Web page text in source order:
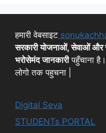
हमारी वेबसाइट
सरकारी योजनाओं, सेवाओं और
भरोसेमंद जानकारीपहुँचाना
लोगो तक पहुचना |
Digital Seva
STUDENTs PORTAL